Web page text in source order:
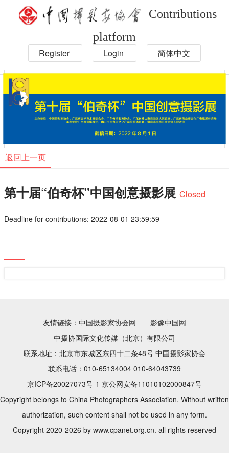
Contributions
platform
Register Login 简体中文
返回上一页
第十届“伯奇杯”中国创意摄影展 Closed
Deadline for contributions: 2022-08-01 23:59:59
友情链接： 中国摄影家协会网
影像中国网
中摄协国际文化传媒（北京）有限公司
联系地址：北京市东城区东四十二条48号 中国摄影家协会
联系电话：010-65134004 010-64043739
京ICP备20027073号-1 京公网安备11010102000847号
Copyright belongs to China Photographers Association. Without written
authorization, such content shall not be used in any form.
Copyright 2020-2026 by www.cpanet.org.cn. all rights reserved